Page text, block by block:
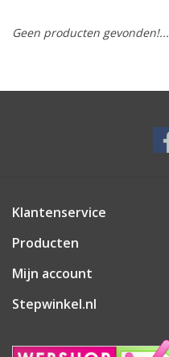
Geen producten gevonden!...
Klantenservice
Producten
Mijn account
Stepwinkel.nl